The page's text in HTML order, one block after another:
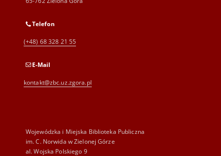
Telefon
(+48) 68 328 21 55
E-Mail
kontakt@zbc.uz.zgora.pl
Wojewódzka i Miejska Biblioteka Publiczna
im. C. Norwida w Zielonej Górze
al. Wojska Polskiego 9